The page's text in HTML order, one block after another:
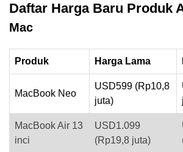
Daftar Harga Baru Produk
Mac
Produk Harga Lama
MacBook Neo
USD599 (Rp10,8
juta)
MacBook Air 13
inci
USD1.099
(Rp19,8 juta)